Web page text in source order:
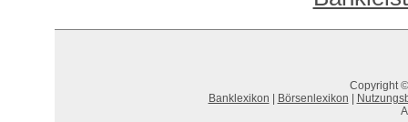
Copyright
Banklexikon
Börsenlexikon